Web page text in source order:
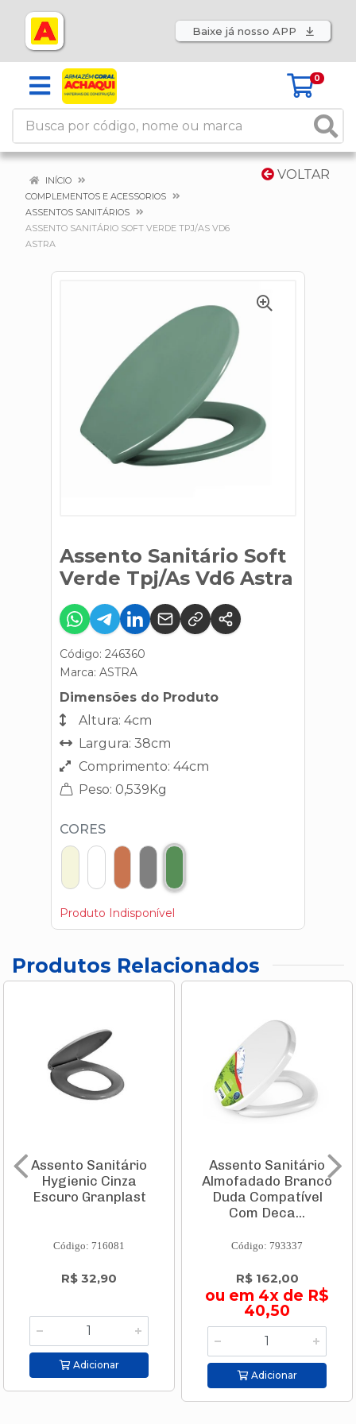
Baixe já nosso APP
0
VOLTAR
INÍCIO
COMPLEMENTOS E ACESSORIOS
ASSENTOS SANITÁRIOS
ASSENTO SANITÁRIO SOFT VERDE TPJ/AS VD6
ASTRA
Assento Sanitário Soft
Verde Tpj/As Vd6 Astra
Código: 246360
Marca: ASTRA
Dimensões do Produto
Altura: 4cm
Largura: 38cm
Comprimento: 44cm
Peso: 0,539Kg
CORES
Produto Indisponível
Produtos Relacionados
Assento Sanitário
Hygienic Cinza
Escuro Granplast
Código: 716081
R$ 32,90
Adicionar
Assento Sanitário
Almofadado Branco
Duda Compatível
Com Deca...
Código: 793337
R$ 162,00
ou em 4x de R$
40,50
Adicionar